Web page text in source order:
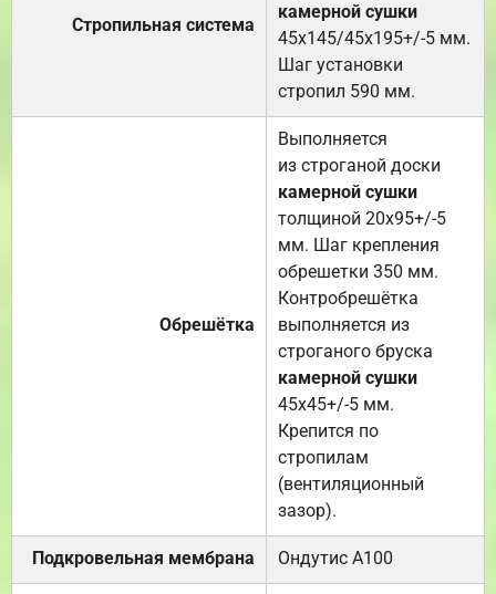
Стропильная система
камерной сушки
45х145/45х195+/-5 мм.
Шаг установки
стропил 590 мм.
Обрешётка
Выполняется
из строганой доски
камерной сушки
толщиной 20х95+/-5
мм. Шаг крепления
обрешетки 350 мм.
Контробрешётка
выполняется из
строганого бруска
камерной сушки
45х45+/-5 мм.
Крепится по
стропилам
(вентиляционный
зазор).
Подкровельная мембрана Ондутис А100